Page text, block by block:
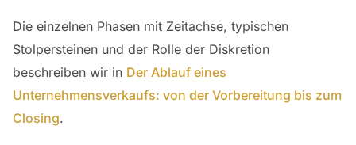
Die einzelnen Phasen mit Zeitachse, typischen
Stolpersteinen und der Rolle der Diskretion
beschreiben wir in Der Ablauf eines
Unternehmensverkaufs: von der Vorbereitung bis zum
Closing.